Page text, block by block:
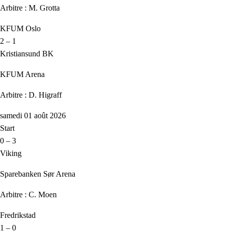
Arbitre : M. Grotta
KFUM Oslo
2 – 1
Kristiansund BK
KFUM Arena
Arbitre : D. Higraff
samedi 01 août 2026
Start
0 – 3
Viking
Sparebanken Sør Arena
Arbitre : C. Moen
Fredrikstad
1 – 0